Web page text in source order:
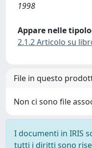
1998
Appare nelle
2.1.2 Articolo su
File in questo
Non ci sono file
I documenti in IRIS
tutti i diritti sono